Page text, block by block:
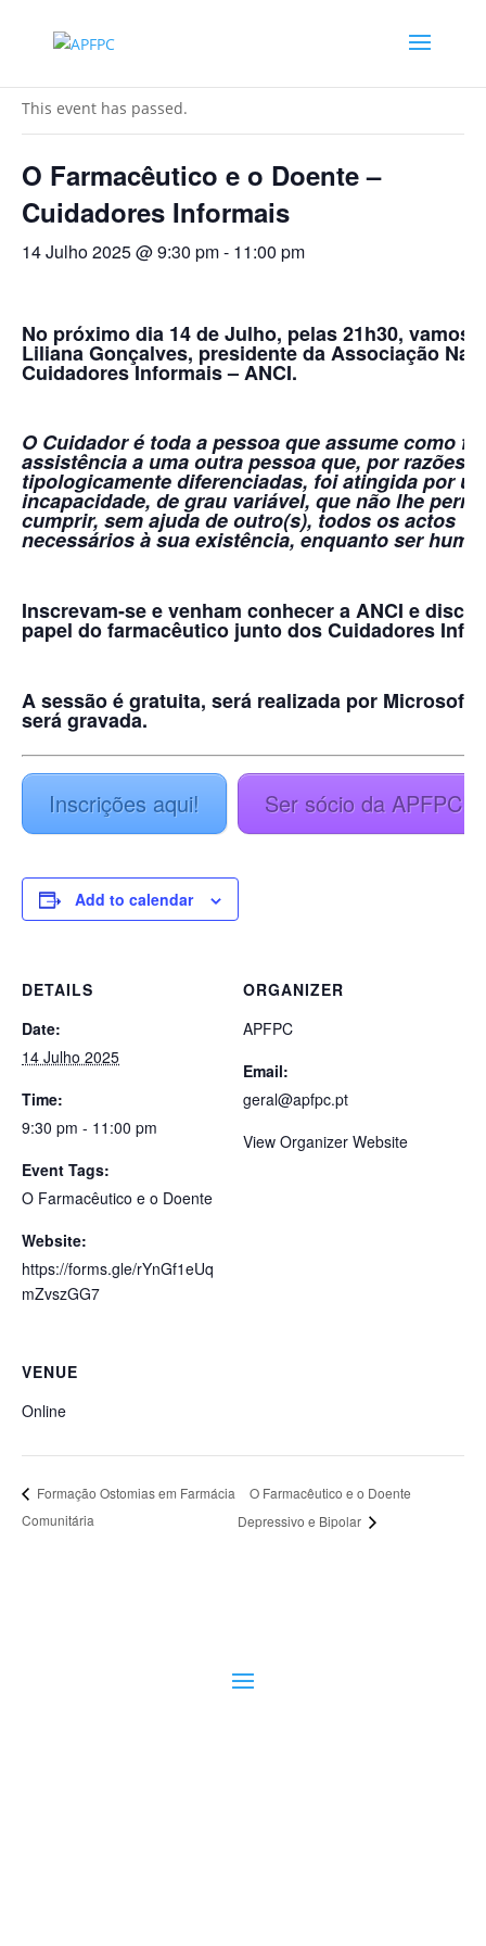
« All Events
This event has passed.
O Farmacêutico e o Doente –
Cuidadores Informais
14 Julho 2025 @ 9:30 pm- 11:00 pm
No próximo dia 14 de Julho, pelas 21h30, vamos
Liliana Gonçalves, presidente da Associação
Cuidadores Informais – ANCI.
O Cuidador é toda a pessoa que assume como
assistência a uma outra pessoa que, por razões
tipologicamente diferenciadas, foi atingida por
incapacidade, de grau variável, que não lhe
cumprir, sem ajuda de outro(s), todos os actos
necessários à sua existência, enquanto ser
Inscrevam-se e venham conhecer a ANCI e
papel do farmacêutico junto dos Cuidadores
A sessão é gratuita, será realizada por Microsoft
será gravada.
Inscrições aqui! Ser sócio da APFPC!
Add to calendar
DETAILS
Date:
14 Julho 2025
Time:
9:30 pm - 11:00 pm
Event Tags:
O Farmacêutico e o Doente
Website:
https://forms.gle/rYnGf1eUq
mZvszGG7
ORGANIZER
APFPC
Email:
geral@apfpc.pt
View Organizer Website
VENUE
Online
Formação Ostomias em Farmácia
Comunitária
O Farmacêutico e o Doente
Depressivo e Bipolar